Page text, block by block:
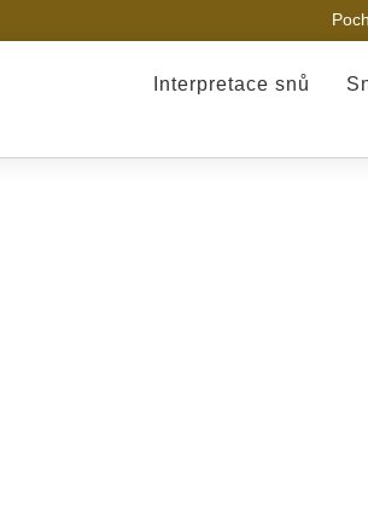
Interpretace snů